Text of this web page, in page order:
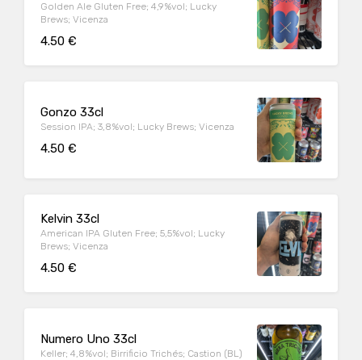
Golden Ale Gluten Free; 4,9%vol; Lucky
Brews; Vicenza
4.50 €
Gonzo 33cl
Session IPA; 3,8%vol; Lucky Brews; Vicenza
4.50 €
Kelvin 33cl
American IPA Gluten Free; 5,5%vol; Lucky
Brews; Vicenza
4.50 €
Numero Uno 33cl
Keller; 4,8%vol; Birrificio Trichés; Castion (BL)